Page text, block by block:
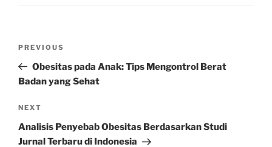
Previous
Post
PREVIOUS
Obesitas pada Anak: Tips Mengontrol Berat
Badan yang Sehat
Next
Post
NEXT
Analisis Penyebab Obesitas Berdasarkan Studi
Jurnal Terbaru di Indonesia